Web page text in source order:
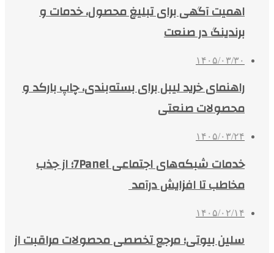
اهمیت آگهی برای تبلیغ محصول، خدمات و
برندینگ در صنعت
۱۴۰۵/۰۳/۳۰
راهنمای خرید لیبل برای بسته‌بندی، چاپ بارکد و
محصولات صنعتی
۱۴۰۵/۰۳/۲۴
خدمات شبکه‌های اجتماعی 7Panel؛ از جذب
مخاطب تا افزایش درآمد
۱۴۰۵/۰۲/۱۴
سلین بیوتی؛ مرجع تخصصی محصولات مراقبت از